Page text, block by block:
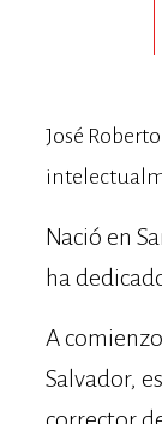
José
Nació en
ha
A
Salvador,